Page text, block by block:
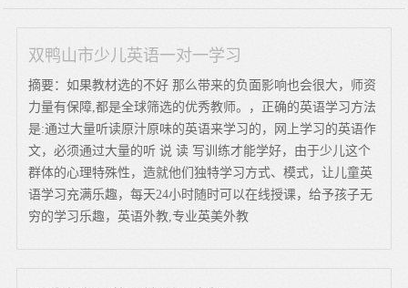
双鸭山市少儿英语一对一学习
摘要：如果教材选的不好 那么带来的负面影响也会很大，师资
力量有保障,都是全球筛选的优秀教师。，正确的英语学习方法
是:通过大量听读原汁原味的英语来学习的，网上学习的英语作
文，必须通过大量的听 说 读 写训练才能学好，由于少儿这个
群体的心理特殊性，造就他们独特学习方式、模式，让儿童英
语学习充满乐趣，每天24小时随时可以在线授课，给予孩子无
穷的学习乐趣，英语外教,专业英美外教